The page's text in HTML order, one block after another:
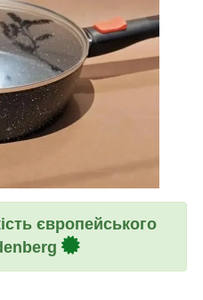
європейського